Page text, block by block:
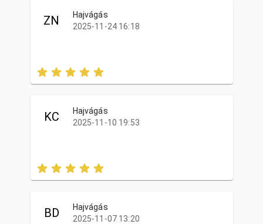
ZN
Hajvágás
2025-11-24 16:18
KC
Hajvágás
2025-11-10 19:53
BD
Hajvágás
2025-11-07 13:20